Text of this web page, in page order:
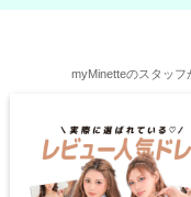
myMinetteのスタッフ